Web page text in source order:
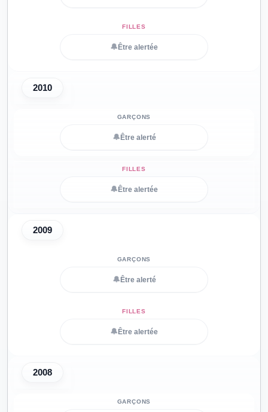
🔔 Être alertée
2010
🔔 Être alerté
🔔 Être alertée
2009
🔔 Être alerté
🔔 Être alertée
2008